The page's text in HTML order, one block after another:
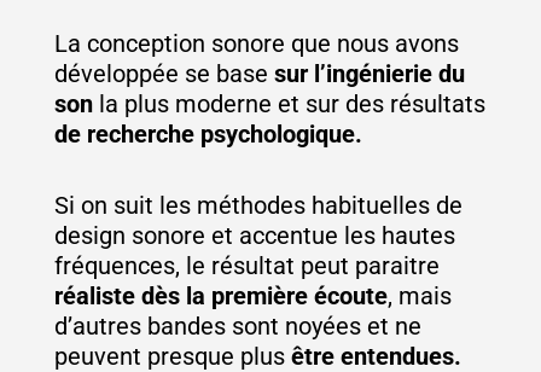
La conception sonore que nous avons
développée se base sur l’ingénierie du
son la plus moderne et sur des résultats
de recherche psychologique.
Si on suit les méthodes habituelles de
design sonore et accentue les hautes
fréquences, le résultat peut paraitre
réaliste dès la première écoute, mais
d’autres bandes sont noyées et ne
peuvent presque plus être entendues.